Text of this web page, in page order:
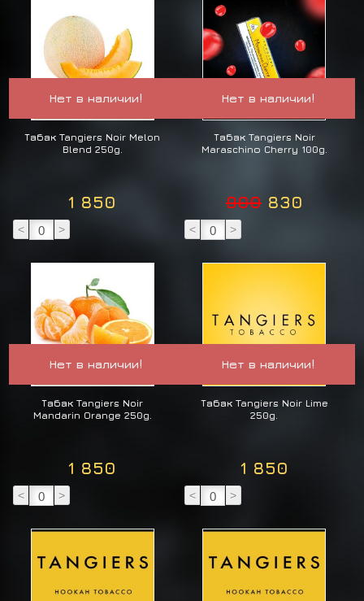
Нет в наличии!
Табак Tangiers Noir Melon
Blend 250g.
1 850
< >
Нет в наличии!
Табак Tangiers Noir
Maraschinо Cherry 100g.
900 830
< >
Нет в наличии!
Табак Tangiers Noir
Mandarin Orange 250g.
1 850
< >
Нет в наличии!
Табак Tangiers Noir Lime
250g.
1 850
< >